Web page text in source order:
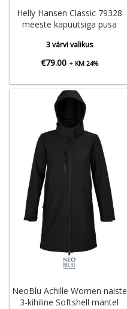
Helly Hansen Classic 79328
meeste kapuutsiga pusa
3 värvi valikus
€79.00 + KM 24%
NeoBlu Achille Women naiste
3-kihiline Softshell mantel